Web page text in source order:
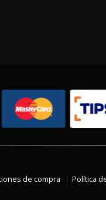
de compra Política